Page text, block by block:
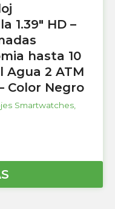
1.39″ HD –
hasta 10
Agua 2 ATM
Color Negro
Smartwatches